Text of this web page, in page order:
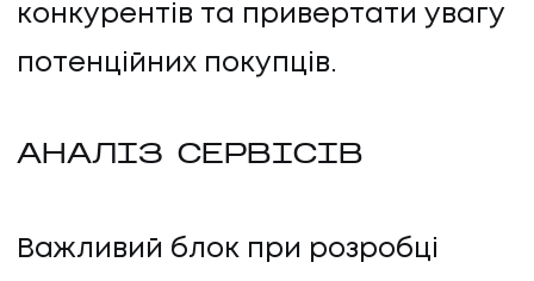
конкурентів та привертати увагу
потенційних покупців.
АНАЛІЗ СЕРВІСІВ
Важливий блок при розробці